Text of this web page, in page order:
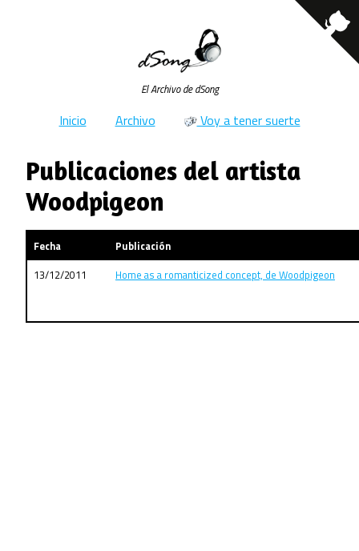
El Archivo de dSong
Inicio Archivo Voy a tener suerte
Publicaciones del artista
Woodpigeon
Fecha
Publicación
13/12/2011
Home as a romanticized concept, de Woodpigeon